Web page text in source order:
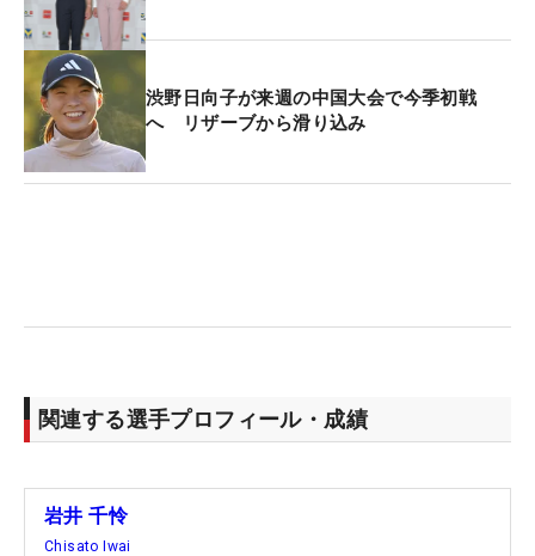
った。
また沖縄のファンにも、「楽しみにしてくれている
方もいらっしゃいますし、沖縄には年に1度しか来
られないので精一杯頑張ります。応援よろしくお願
いします！」（千怜）、「ゴルフファンの皆様に楽
前の「ホンダLPGAタイランド」で2位と、好調ぶり
を発揮している。
渋野日向子が来週の中国大会で今季初戦
へ リザーブから滑り込み
関連する選手プロフィール・成績
岩井 千怜
Chisato Iwai